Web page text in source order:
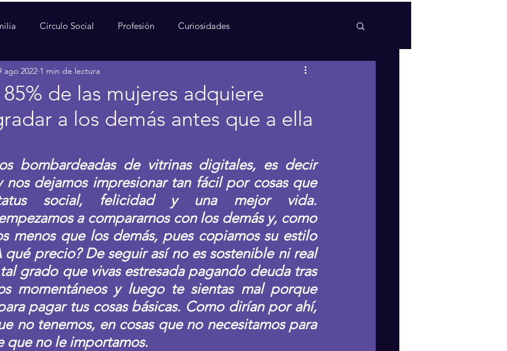
Círculo Social Profesión Curiosidades
de las mujeres adquiere
a los demás antes que a ella
ago 2022 1 min de lectura
bombardeadas de vitrinas digitales, es decir
nos dejamos impresionar tan fácil por cosas que
social, felicidad y una mejor vida.
a compararnos con los demás y, como
menos que los demás, pues copiamos su estilo
precio? De seguir así no es sostenible ni real
grado que vivas estresada pagando deuda tras
momentáneos y luego te sientas mal porque
pagar tus cosas básicas. Como dirían por ahí,
no tenemos, en cosas que no necesitamos para
que no le importamos.